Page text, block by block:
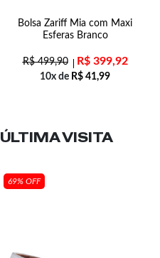
Bolsa Zariff Mia com Maxi
Esferas Branco
R$499,90 R$399,92
10x de R$ 41,99
ÚLTIMA VISITA
69% OFF